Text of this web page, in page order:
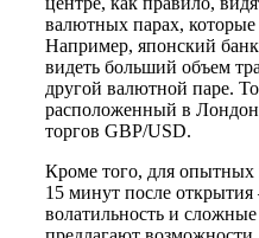
валютных парах,
Например, японский
видеть больший объем
другой валютной паре.
расположенный в
торгов GBP/USD.
Кроме того, для
15 минут после
волатильность и